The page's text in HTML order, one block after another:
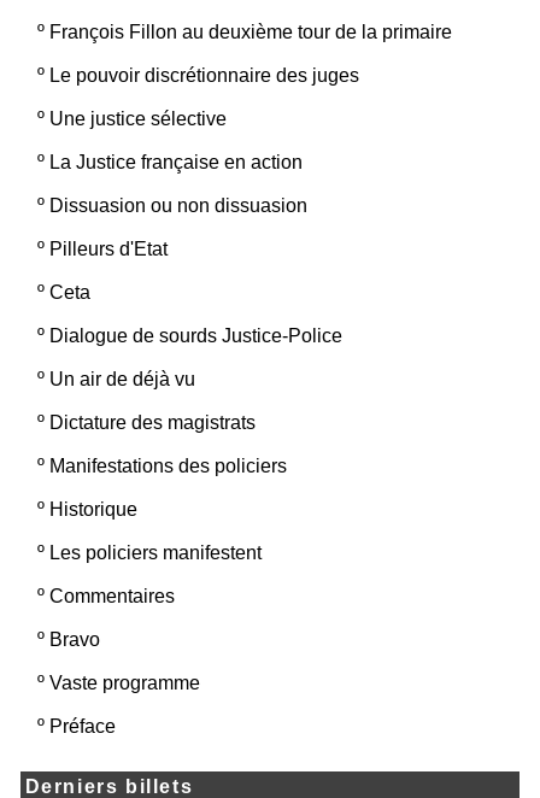
º François Fillon au deuxième tour de la primaire
º Le pouvoir discrétionnaire des juges
º Une justice sélective
º La Justice française en action
º Dissuasion ou non dissuasion
º Pilleurs d'Etat
º Ceta
º Dialogue de sourds Justice-Police
º Un air de déjà vu
º Dictature des magistrats
º Manifestations des policiers
º Historique
º Les policiers manifestent
º Commentaires
º Bravo
º Vaste programme
º Préface
Derniers billets